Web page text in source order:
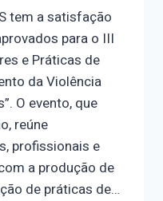
tem a satisfação
para o III
e Práticas de
da Violência
O evento, que
reúne
profissionais e
a produção de
de práticas de…